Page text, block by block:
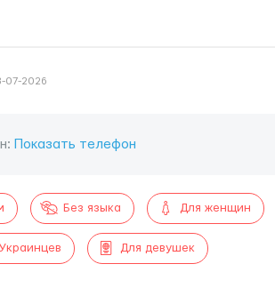
07-2026
Показать телефон
Без языка Для женщин
Для девушек